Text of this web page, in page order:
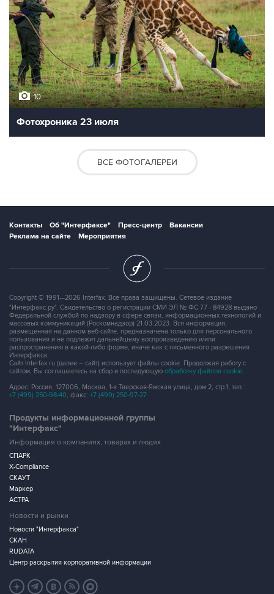
10
Фотохроника 23 июля
ВСЕ ФОТОГАЛЕРЕИ
Контакты Об "Интерфаксе" Пресс-центр
Вакансии
Реклама на сайте
Мероприятия
Copyright © 1991—2026 Interfax. Все права защищены. Сетевое издание
"Интерфакс.ру". Свидетельство о регистрации СМИ ЭЛ № ФС 77 - 84928 выдано
Федеральной службой по надзору в сфере связи, информационных технологий и
массовых коммуникаций (Роскомнадзор) 21.03.2023. Вся информация,
размещенная на данном веб-сайте, предназначена только для персонального
пользования и не подлежит дальнейшему воспроизведению и/или
распространению в какой-либо форме, иначе как с письменного разрешения
Интерфакса.
Сайт Interfax.ru (далее – сайт) использует файлы cookie. Продолжая работу с
сайтом, Вы соглашаетесь на сбор и последующую обработку файлов cookie.
Адрес: Россия, 127006, Москва, 1-я Тверская-Ямская улица, дом 2, стр.1, тел.:
+7 (499) 250-98-40, факс: +7 (499) 250-97-27
Продукты информационной группы
"Интерфакс"
Информация о компаниях, товарах и людях
СПАРК
X-Compliance
СКАУТ
Маркер
АСТРА
Новости и рынки
Новости "Интерфакса"
СКАН
RUDATA
Центр раскрытия корпоративной информации